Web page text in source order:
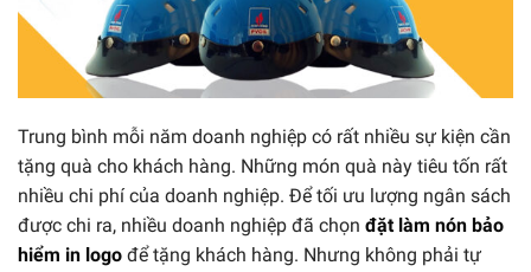
Trung bình mỗi năm doanh nghiệp có rất nhiều sự kiện cần
tặng quà cho khách hàng. Những món quà này tiêu tốn rất
nhiều chi phí của doanh nghiệp. Để tối ưu lượng ngân sách
được chi ra, nhiều doanh nghiệp đã chọn đặt làm nón bảo
hiểm in logo để tặng khách hàng. Nhưng không phải tự